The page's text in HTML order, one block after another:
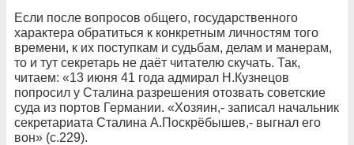
Если после вопросов общего, государственного
характера обратиться к конкретным личностям того
времени, к их поступкам и судьбам, делам и манерам,
то и тут секретарь не даёт читателю скучать. Так,
читаем: «13 июня 41 года адмирал Н.Кузнецов
попросил у Сталина разрешения отозвать советские
суда из портов Германии. «Хозяин,- записал начальник
секретариата Сталина А.Поскрёбышев,- выгнал его
вон» (с.229).